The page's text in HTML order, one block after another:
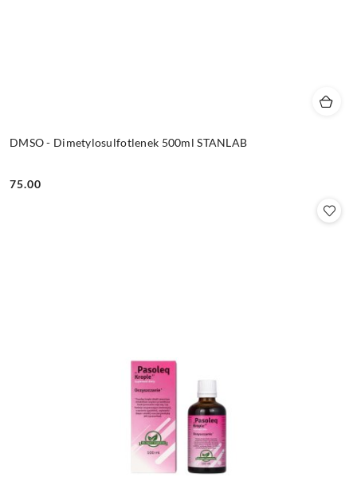
DMSO - Dimetylosulfotlenek 500ml STANLAB
Cena:
75.00